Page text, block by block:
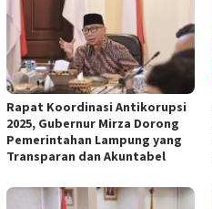
Rapat Koordinasi Antikorupsi
2025, Gubernur Mirza Dorong
Pemerintahan Lampung yang
Transparan dan Akuntabel